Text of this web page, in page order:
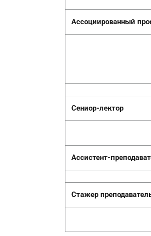
Ассоциированный
Сениор-лектор
Ассистент-
Стажер